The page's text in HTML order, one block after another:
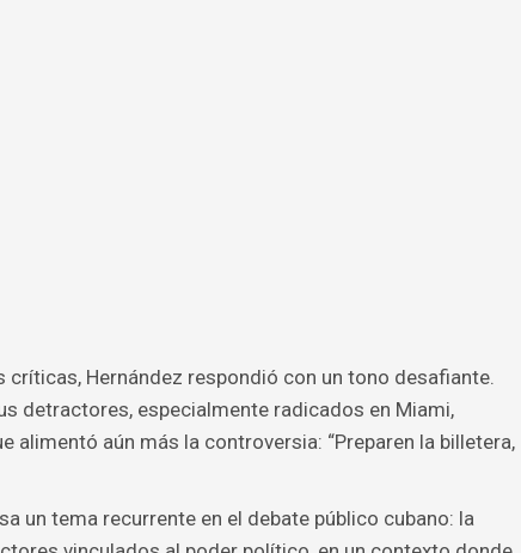
Hernández respondió con un tono desafiante.
detractores, especialmente radicados en Miami,
alimentó aún más la controversia: “Preparen la billetera,
un tema recurrente en el debate público cubano: la